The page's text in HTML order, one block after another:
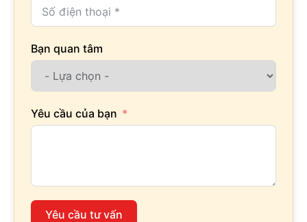
Bạn quan tâm
Yêu cầu của bạn
Yêu cầu tư vấn